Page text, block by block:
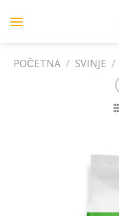
POČETNA / SVINJE /